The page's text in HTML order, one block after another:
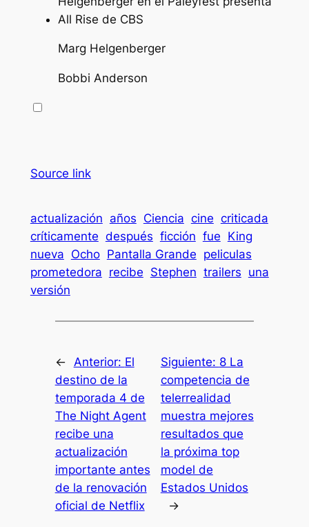
Marg Helgenberger
Bobbi Anderson
Source link
actualización años Ciencia cine criticada
críticamente después ficción fue King
nueva Ocho Pantalla Grande peliculas
prometedora recibe Stephen trailers una
versión
← Anterior: El
destino de la
temporada 4 de
The Night Agent
recibe una
actualización
importante antes
de la renovación
oficial de Netflix
Siguiente: 8 La
competencia de
telerrealidad
muestra mejores
resultados que
la próxima top
model de
Estados Unidos
→